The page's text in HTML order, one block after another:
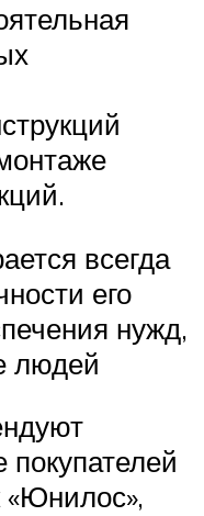
всегда
его
нужд,
людей
«Юнилос»,